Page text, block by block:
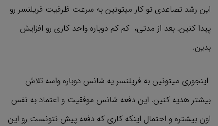
این رشد تصاعدی تو کار میتونین به سرعت ظرفیت فریلنسر رو
پیدا کنین. بعد از مدتی، کم کم دوباره واحد کاری رو افزایش
بدین.
اینجوری میتونین به فریلنسر یه شانس دوباره واسه تلاش
بیشتر هدیه کنین. این دفعه شانس موفقیت و اعتماد به نفس
اون بیشتره و احتمال اینکه کاری که دفعه پیش نتونست رو این